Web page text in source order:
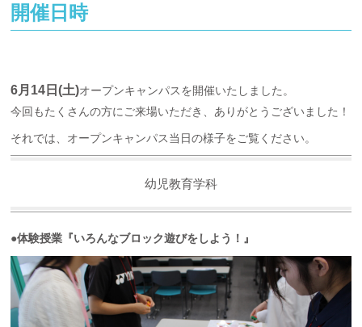
開催日時
6月14日(土)オープンキャンパスを開催いたしました。
今回もたくさんの方にご来場いただき、ありがとうございました！
それでは、オープンキャンパス当日の様子をご覧ください。
幼児教育学科
●体験授業『いろんなブロック遊びをしよう！』